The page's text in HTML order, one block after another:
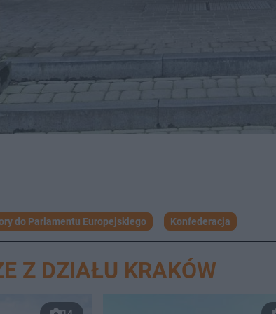
do Parlamentu Europejskiego Konfederacja
Z DZIAŁU KRAKÓW